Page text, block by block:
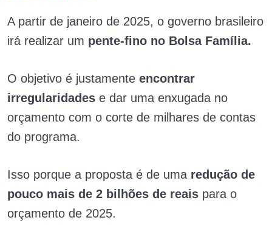
A partir de janeiro de 2025, o governo brasileiro
irá realizar um pente-fino no Bolsa Família.
O objetivo é justamente encontrar
irregularidades e dar uma enxugada no
orçamento com o corte de milhares de contas
do programa.
Isso porque a proposta é de uma redução de
pouco mais de 2 bilhões de reais para o
orçamento de 2025.